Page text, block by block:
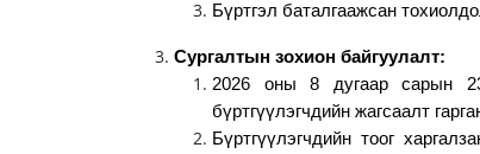
Бүртгэл баталгаажсан
Сургалтын зохион байгуулалт:
2026 оны 8 дугаар сарын
бүртгүүлэгчдийн жагсаалт
Бүртгүүлэгчдийн тоог